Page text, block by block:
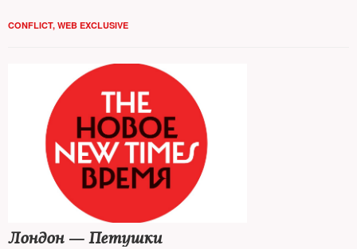
CONFLICT, WEB EXCLUSIVE
Лондон — Петушки